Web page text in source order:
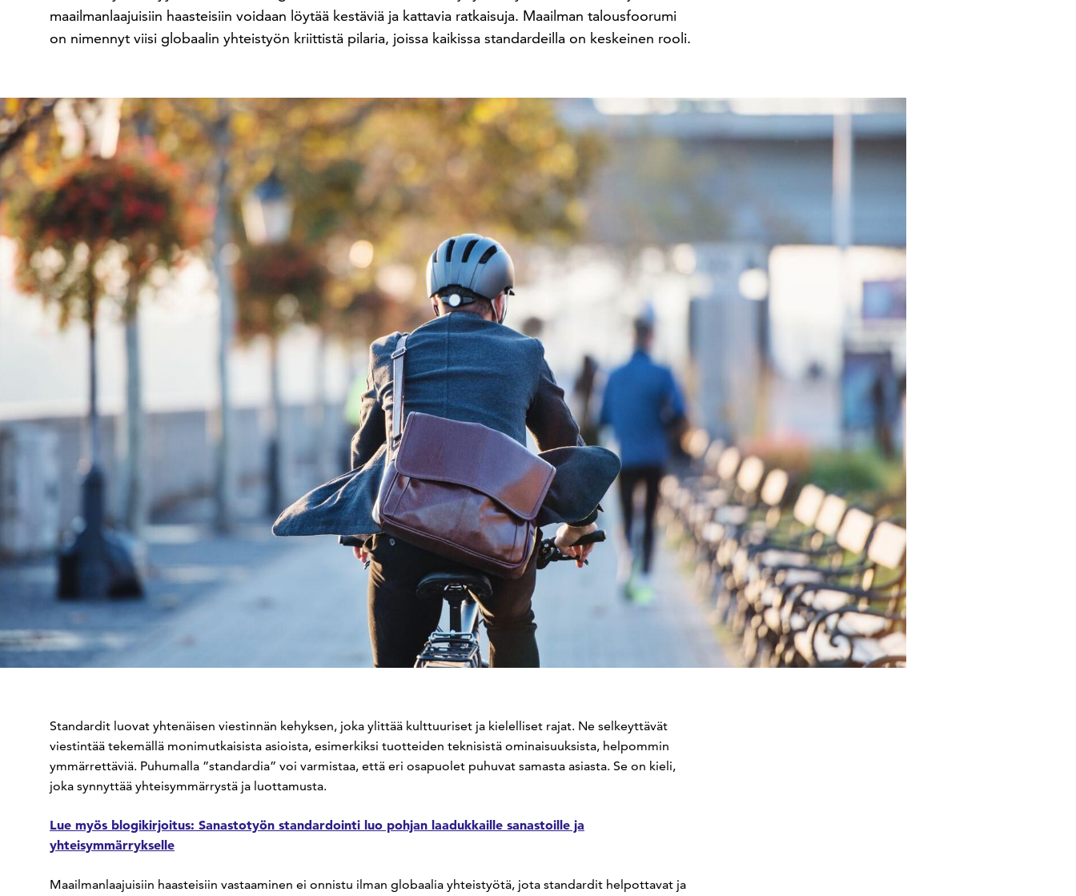
maailmanlaajuisiin haasteisiin voidaan löytää kestäviä ja kattavia ratkaisuja. Maailman talousfoorumi
on nimennyt viisi globaalin yhteistyön kriittistä pilaria, joissa kaikissa standardeilla on keskeinen rooli.
Standardit luovat yhtenäisen viestinnän kehyksen, joka ylittää kulttuuriset ja kielelliset rajat. Ne selkeyttävät
viestintää tekemällä monimutkaisista asioista, esimerkiksi tuotteiden teknisistä ominaisuuksista, helpommin
ymmärrettäviä. Puhumalla ”standardia” voi varmistaa, että eri osapuolet puhuvat samasta asiasta. Se on kieli,
joka synnyttää yhteisymmärrystä ja luottamusta.
Lue myös blogikirjoitus: Sanastotyön standardointi luo pohjan laadukkaille sanastoille ja
yhteisymmärrykselle
Maailmanlaajuisiin haasteisiin vastaaminen ei onnistu ilman globaalia yhteistyötä, jota standardit helpottavat ja